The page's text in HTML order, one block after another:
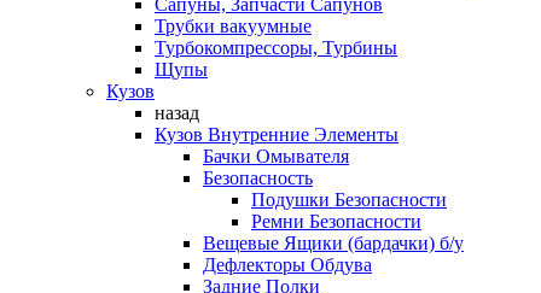
Сапуны, Запчасти Сапунов
Трубки вакуумные
Турбокомпрессоры, Турбины
Щупы
Кузов
назад
Кузов Внутренние Элементы
Бачки Омывателя
Безопасность
Подушки Безопасности
Ремни Безопасности
Вещевые Ящики (бардачки) б/у
Дефлекторы Обдува
Задние Полки